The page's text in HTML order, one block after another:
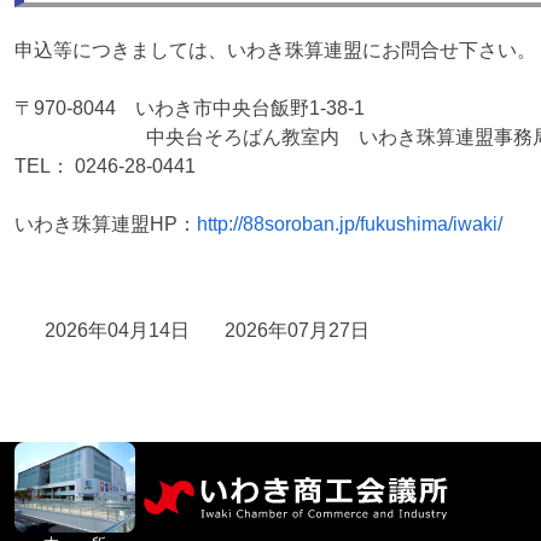
申込等につきましては、いわき珠算連盟にお問合せ下さい。
〒970-8044 いわき市中央台飯野1-38-1
中央台そろばん教室内 いわき珠算連盟事務
TEL： 0246-28-0441
いわき珠算連盟HP： http://88soroban.jp/fukushima/iwaki/
2026年04月14日 2026年07月27日